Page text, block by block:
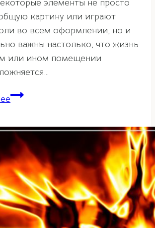
элементы не просто
картину или играют
во всем оформлении, но и
важны настолько, что жизнь
или ином помещении
Шторы
шуй